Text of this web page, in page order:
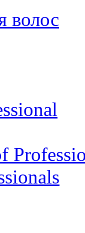
волос